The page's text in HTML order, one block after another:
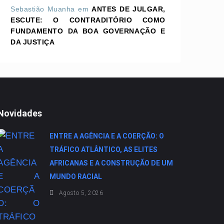
Sebastião Muanha emANTES DE JULGAR,
ESCUTE: O CONTRADITÓRIO COMO
FUNDAMENTO DA BOA GOVERNAÇÃO E
DA JUSTIÇA
ENTRE A AGÊNCIA E A COERÇÃO: O
TRÁFICO ATLÂNTICO, AS ELITES
AFRICANAS E A CONSTRUÇÃO DE UM
MUNDO RACIAL
Agosto 5, 2026